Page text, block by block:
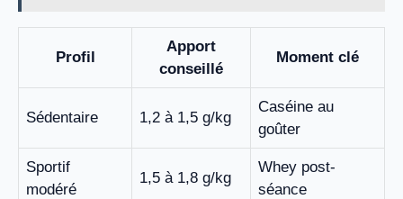
Profil
Apport
conseillé
Moment clé
Sédentaire 1,2 à 1,5 g/kg
Caséine au
goûter
Sportif
modéré
1,5 à 1,8 g/kg
Whey post-
séance